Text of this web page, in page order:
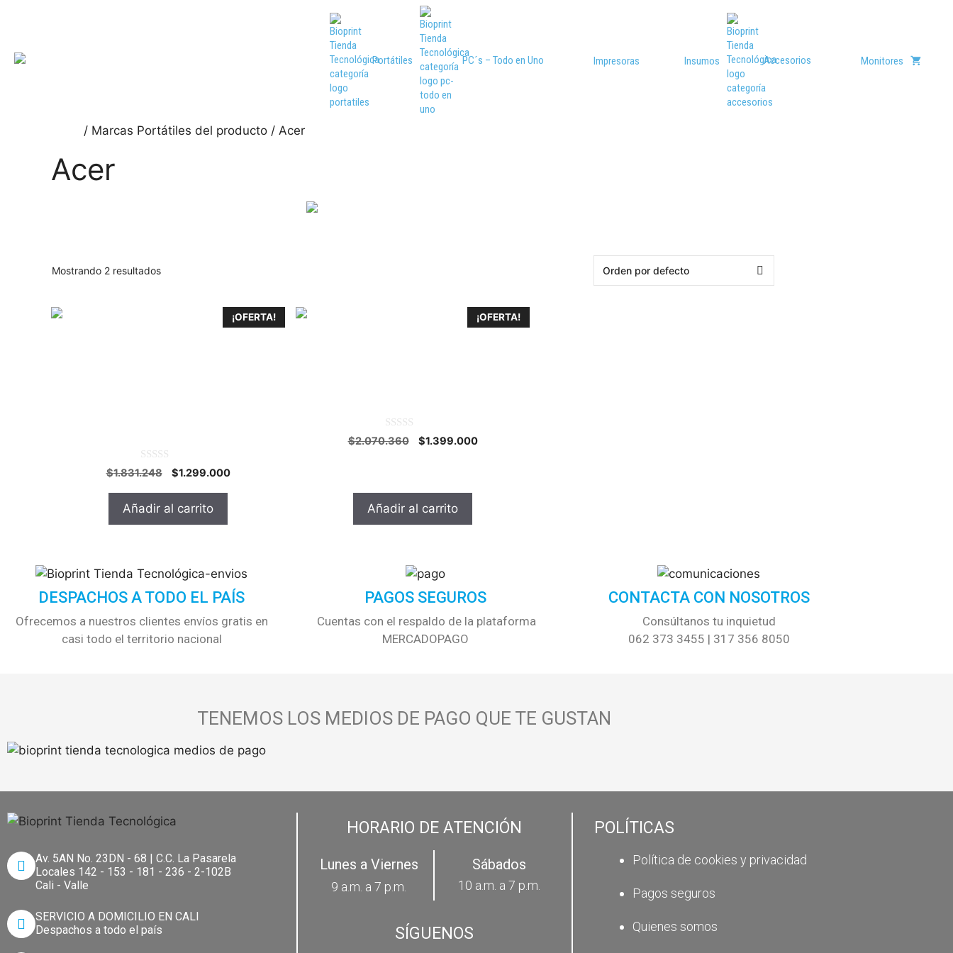
Portátiles PC´s – Todo en Uno Impresoras Insumos Accesorios Monitores
/ Marcas Portátiles del producto / Acer
Acer
Mostrando 2 resultados
¡OFERTA!
0
o
o
5
$1.831.248 $1.299.000
Añadir al carrito
¡OFERTA!
0
o
5
$2.070.360 $1.399.000
Añadir al carrito
DESPACHOS A TODO EL PAÍS
Ofrecemos a nuestros clientes envíos gratis en
casi todo el territorio nacional
PAGOS SEGUROS
Cuentas con el respaldo de la plataforma
MERCADOPAGO
CONTACTA CON NOSOTROS
Consúltanos tu inquietud
062 373 3455 | 317 356 8050
TENEMOS LOS MEDIOS DE PAGO QUE TE GUSTAN
Av. 5AN No. 23DN - 68 | C.C. La Pasarela​
Locales 142 - 153 - 181 - 236 - 2-102B
Cali - Valle
SERVICIO A DOMICILIO EN CALI
Despachos a todo el país
HORARIO DE ATENCIÓN
Lunes a Viernes
9 a.m. a 7 p.m.
Sábados
10 a.m. a 7 p.m.
SÍGUENOS
POLÍTICAS
Política de cookies y privacidad
Pagos seguros
Quienes somos